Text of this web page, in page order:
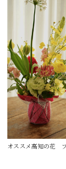
オススメ高知の花